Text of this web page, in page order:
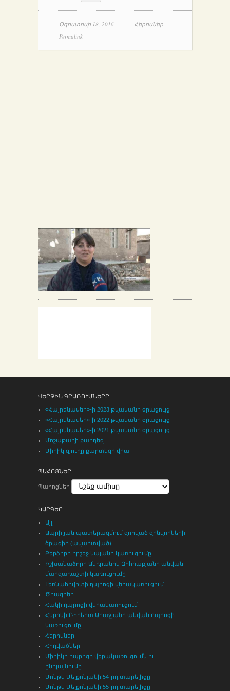
Օգոստոսի 18, 2016
Հերոսներ
Permalink
ՎԵՐՋԻՆ ԳՐԱՌՈՒՄՆԵՐԸ
«Հայրենասեր»-ի 2023 թվականի օրացույց
«Հայրենասեր»-ի 2022 թվականի օրացույց
«Հայրենասեր»-ի 2021 թվականի օրացույց
Մոշաթաղի քարդեզ
Միրիկ գյուղը քարտեզի վրա
ՊԱՀՈՑՆԵՐ
Պահոցներ
ԿԱՐԳԵՐ
Այլ
Ապրիլյան պատերազմում զոհված զինվորների
ծրագիր (ավարտված)
Բերձորի հրշեջ կայանի կառուցումը
Իշխանաձորի Անդրանիկ Զոհրաբյանի անվան
մարզադաշտի կառուցումը
Լեռնահովիտի դպրոցի վերակառուցում
Ծրագրեր
Հակի դպրոցի վերակառուցում
Հերիկի Ռոբերտ Աբաջյանի անվան դպրոցի
կառուցումը
Հերոսներ
Հոդվածներ
Միրիկի դպրոցի վերակառուցումն ու
ընդլայնումը
Մոնթե Մելքոնյանի 54-րդ տարելիցը
Մոնթե Մելքոնյանի 55-րդ տարելիցը